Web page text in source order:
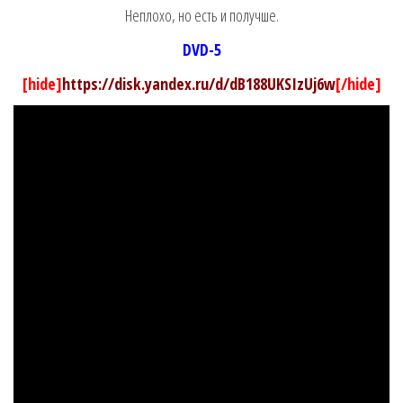
Неплохо, но есть и получше.
DVD-5
[hide]https://disk.yandex.ru/d/dB188UKSIzUj6w[/hide]